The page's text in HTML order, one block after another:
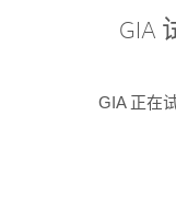
GIA
GIA 正在